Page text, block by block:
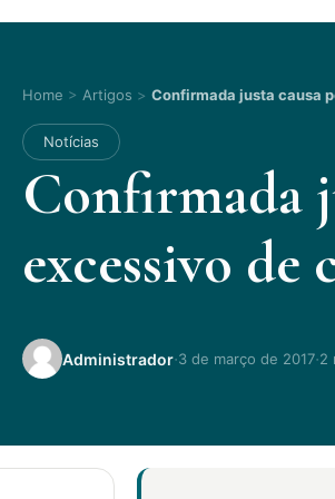
Home > Artigos > Confirmada justa causa
Notícias
Confirmada
excessivo
Administrador·3 de março de 2017·2